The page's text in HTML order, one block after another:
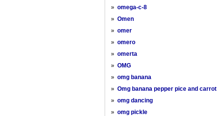
» omega-c-8
» Omen
» omer
» omero
» omerta
» OMG
» omg banana
» Omg banana pepper pice and carrot
» omg dancing
» omg pickle